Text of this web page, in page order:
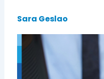
Sara Geslao